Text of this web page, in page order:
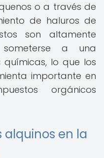
o a través de
de haluros de
son altamente
a una
lo que los
importante en
orgánicos
en la